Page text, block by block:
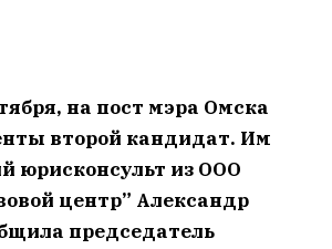
на пост мэра Омска
второй кандидат. Им
юрисконсульт из ООО
центр” Александр
председатель